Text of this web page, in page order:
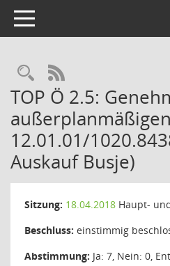
Toggle navigation
Rechercheauswahl
RSS-Feed
TOP Ö 2.5:
12.01.01/
Auskauf Busje)
Sitzung: 18.04.2018 Haupt-
Beschluss: einstimmig
Abstimmung: Ja: 7, Nein: 0,